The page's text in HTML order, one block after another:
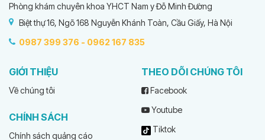
Phòng khám chuyên khoa YHCT Nam y Đỗ Minh Đường
Biệt thự 16, Ngõ 168 Nguyễn Khánh Toàn, Cầu Giấy, Hà Nội
0987 399 376 - 0962 167 835
GIỚI THIỆU
Về chúng tôi
CHÍNH SÁCH
Chính sách quảng cáo
THEO DÕI CHÚNG TÔI
Facebook
Youtube
Tiktok